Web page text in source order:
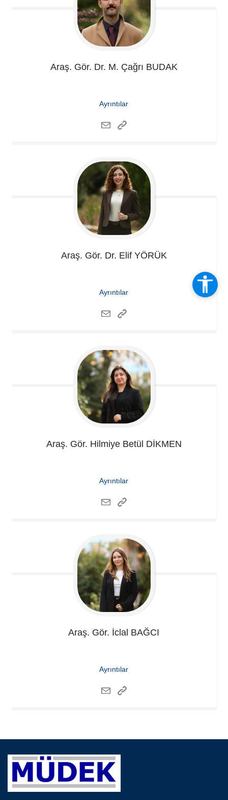
Araş. Gör. Dr. M. Çağrı BUDAK
Ayrıntılar
Araş. Gör. Dr. Elif YÖRÜK
Ayrıntılar
Araş. Gör. Hilmiye Betül DİKMEN
Ayrıntılar
Araş. Gör. İclal BAĞCI
Ayrıntılar